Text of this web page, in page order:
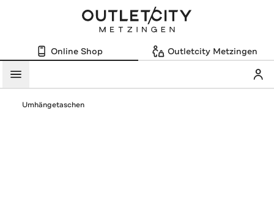
Online Shop Outletcity Metzingen
Menü
Umhängetaschen